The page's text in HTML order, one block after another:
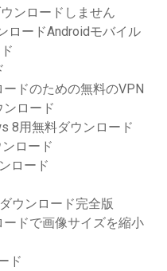
ンロードしません
ロードAndroidモバイル
ドのための無料のVPN
ロード
8用無料ダウンロード
ロード
ロード
ウンロード完全版
ドで画像サイズを縮小
ド